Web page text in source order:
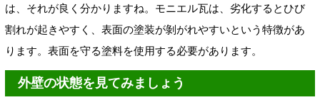
は 、それが良く分かりますね。モニエル瓦は、劣化するとひび
割れが起きやすく、表面の塗装が剝がれやすいという 特徴があ
ります。表面を守る塗料を使用する必要があります。
外壁の状態を見てみましょう